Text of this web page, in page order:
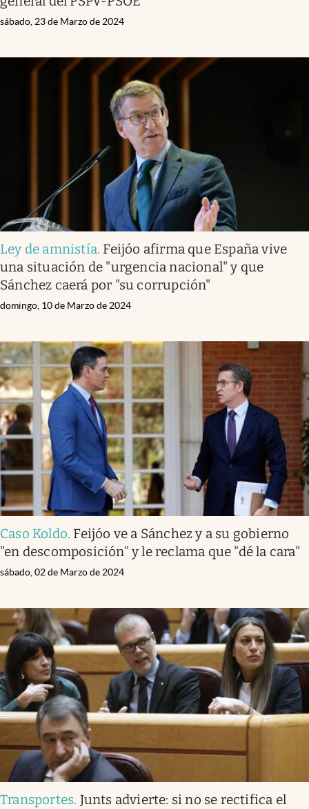
sábado, 23 de Marzo de 2024
Ley de amnistía. Feijóo afirma que España vive
una situación de "urgencia nacional" y que
Sánchez caerá por "su corrupción"
domingo, 10 de Marzo de 2024
Caso Koldo. Feijóo ve a Sánchez y a su gobierno
"en descomposición" y le reclama que "dé la cara"
sábado, 02 de Marzo de 2024
Transportes. Junts advierte: si no se rectifica el